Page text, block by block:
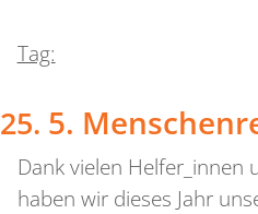
Tag:
5.
Dank vielen Helfer_innen
haben wir dieses Jahr